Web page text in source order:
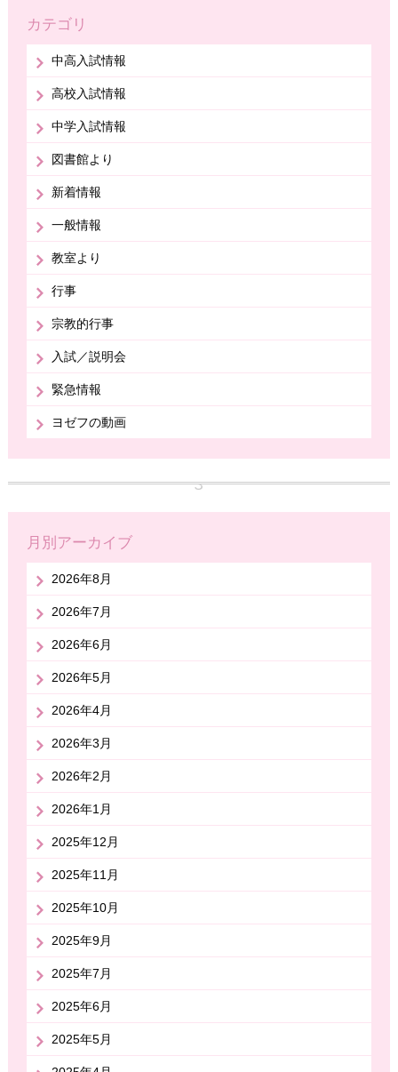
カテゴリ
中高入試情報
高校入試情報
中学入試情報
図書館より
新着情報
一般情報
教室より
行事
宗教的行事
入試／説明会
緊急情報
ヨゼフの動画
月別アーカイブ
2026年8月
2026年7月
2026年6月
2026年5月
2026年4月
2026年3月
2026年2月
2026年1月
2025年12月
2025年11月
2025年10月
2025年9月
2025年7月
2025年6月
2025年5月